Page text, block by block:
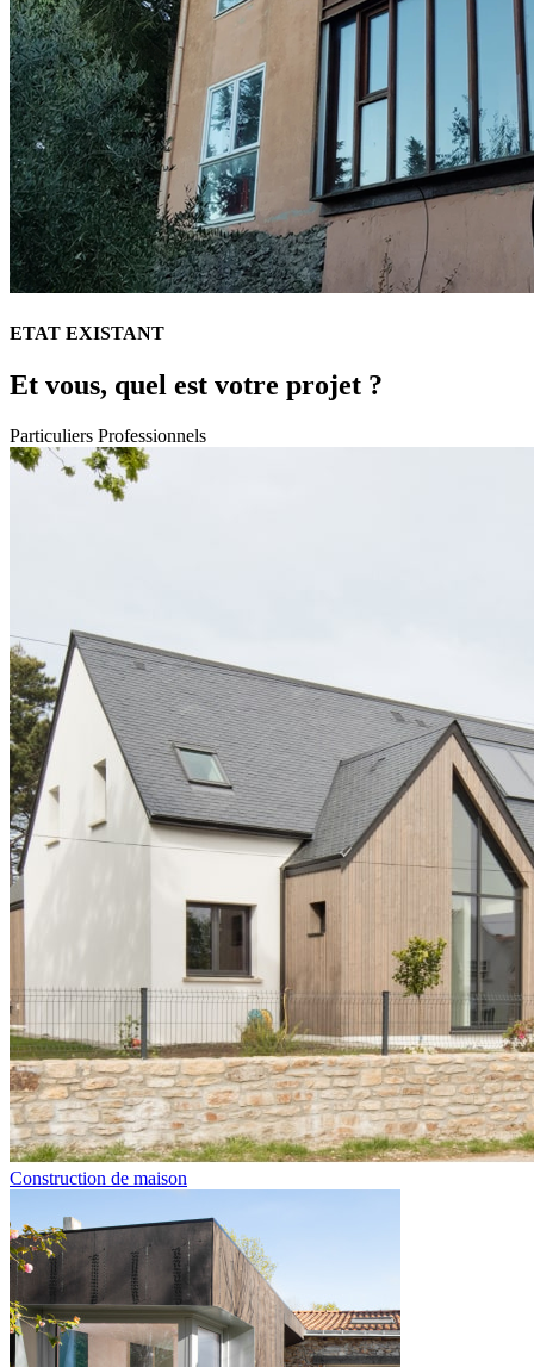
ETAT EXISTANT
Et vous, quel est votre projet ?
Particuliers Professionnels
Construction de maison